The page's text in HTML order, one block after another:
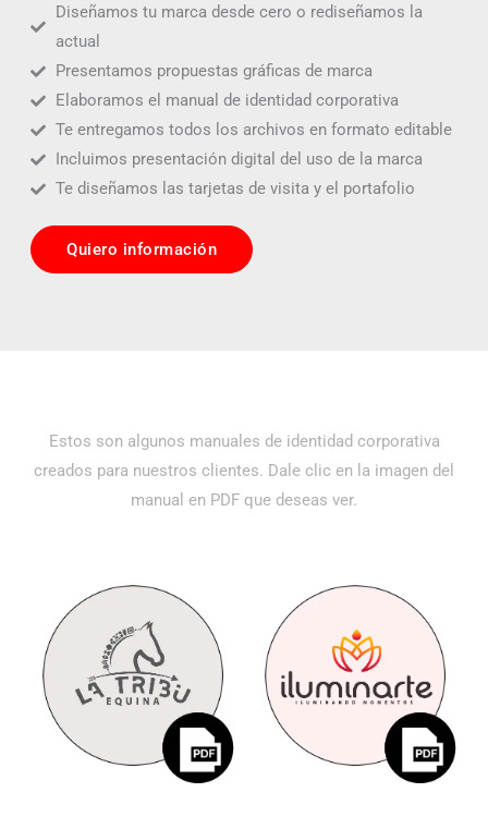
Diseñamos tu marca desde cero o rediseñamos la
actual
Presentamos propuestas gráficas de marca
Elaboramos el manual de identidad corporativa
Te entregamos todos los archivos en formato editable
Incluimos presentación digital del uso de la marca
Te diseñamos las tarjetas de visita y el portafolio
Quiero información
Estos son algunos manuales de identidad corporativa
creados para nuestros clientes. Dale clic en la imagen del
manual en PDF que deseas ver.